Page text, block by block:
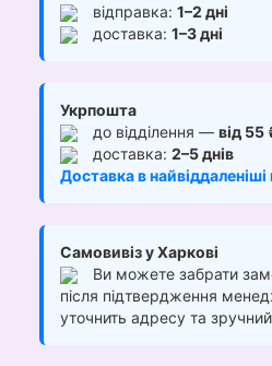
відправка: 1–2 дні
доставка: 1–3 дні
Укрпошта
до відділення — від 55
доставка: 2–5 днів
Доставка в найвіддаленіші
Самовивіз у Харкові
Ви можете забрати
після підтвердження
уточнить адресу та